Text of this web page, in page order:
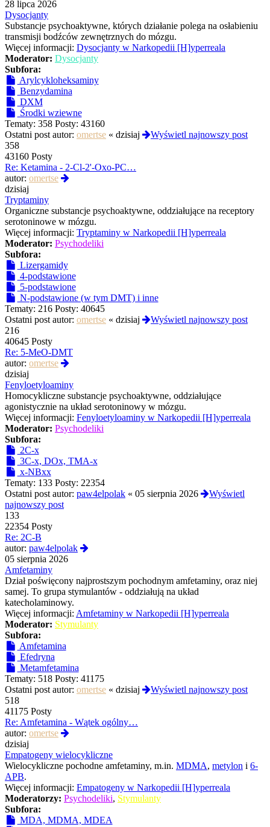
28 lipca 2026
Dysocjanty
Substancje psychoaktywne, których działanie polega na osłabieniu
transmisji bodźców zewnętrznych do mózgu.
Więcej informacji: Dysocjanty w Narkopedii [H]yperreala
Moderator: Dysocjanty
Subfora:
Arylcykloheksaminy
Benzydamina
DXM
Środki wziewne
Tematy: 358 Posty: 43160
Ostatni post autor: omertse « dzisiaj
Wyświetl najnowszy post
358
43160 Posty
Re: Ketamina - 2-Cl-2'-Oxo-PC…
autor: omertse
dzisiaj
Tryptaminy
Organiczne substancje psychoaktywne, oddziałujące na receptory
serotoninowe w mózgu.
Więcej informacji: Tryptaminy w Narkopedii [H]yperreala
Moderator: Psychodeliki
Subfora:
Lizergamidy
4-podstawione
5-podstawione
N-podstawione (w tym DMT) i inne
Tematy: 216 Posty: 40645
Ostatni post autor: omertse « dzisiaj
Wyświetl najnowszy post
216
40645 Posty
Re: 5-MeO-DMT
autor: omertse
post
dzisiaj
Fenyloetyloaminy
Homocykliczne substancje psychoaktywne, oddziałujące
agonistycznie na układ serotoninowy w mózgu.
Więcej informacji: Fenyloetyloaminy w Narkopedii [H]yperreala
Moderator: Psychodeliki
Subfora:
2C-x
3C-x, DOx, TMA-x
x-NBxx
Tematy: 133 Posty: 22354
Ostatni post autor: paw4elpolak « 05 sierpnia 2026
Wyświetl
najnowszy post
133
22354 Posty
Re: 2C-B
autor: paw4elpolak
05 sierpnia 2026
Amfetaminy
Dział poświęcony najprostszym pochodnym amfetaminy, oraz niej
samej. To grupa stymulantów - oddziałują na układ
katecholaminowy.
Więcej informacji: Amfetaminy w Narkopedii [H]yperreala
Moderator: Stymulanty
Subfora:
Amfetamina
Efedryna
Metamfetamina
Tematy: 518 Posty: 41175
Ostatni post autor: omertse « dzisiaj
Wyświetl najnowszy post
518
41175 Posty
Re: Amfetamina - Wątek ogólny…
autor: omertse
post
dzisiaj
Empatogeny wielocykliczne
Wielocykliczne pochodne amfetaminy, m.in. MDMA, metylon i 6-
APB.
Więcej informacji: Empatogeny w Narkopedii [H]yperreala
Moderatorzy: Psychodeliki, Stymulanty
Subfora:
MDA, MDMA, MDEA